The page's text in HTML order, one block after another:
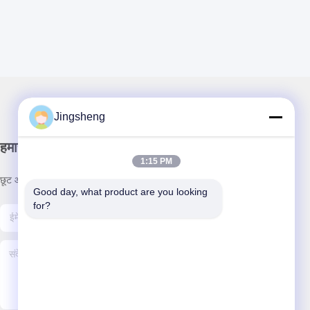
हमारा समाचार पत्र
छूट और अधिक के लिए हमारे न्यूज़लेटर की सदस्यता लें।
Jingsheng
1:15 PM
Good day, what product are you looking
for?